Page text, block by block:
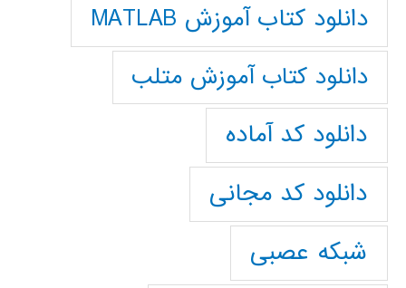
دانلود کتاب آموزش MATLAB
دانلود کتاب آموزش متلب
دانلود کد آماده
دانلود کد مجانی
شبکه عصبی